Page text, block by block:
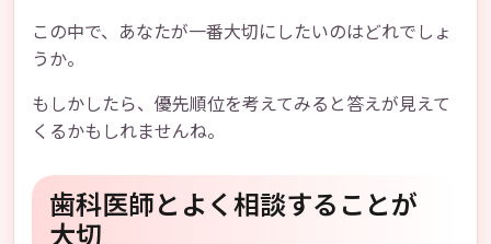
この中で、あなたが一番大切にしたいのはどれでしょ
うか。
もしかしたら、優先順位を考えてみると答えが見えて
くるかもしれませんね。
歯科医師とよく相談することが
大切